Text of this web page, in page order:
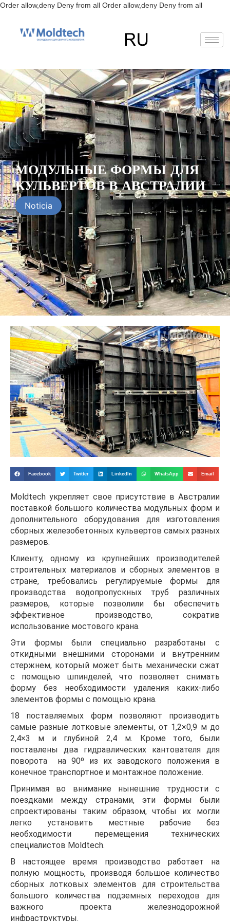
Order allow,deny Deny from all Order allow,deny Deny from allПерейти
RU
ES
МОДУЛЬНЫЕ ФОРМЫ ДЛЯ
КУЛЬВЕРТОВ В АВСТРАЛИИ
Noticia
Facebook Twitter LinkedIn WhatsApp Email
Moldtech укрепляет свое присутствие в Австралии
поставкой большого количества модульных форм и
дополнительного оборудования для изготовления
сборных железобетонных кульвертов самых разных
размеров.
Клиенту, одному из крупнейших производителей
строительных материалов и сборных элементов в
стране, требовались регулируемые формы для
производства водопропускных труб различных
размеров, которые позволили бы обеспечить
эффективное производство, сократив
использование мостового крана.
Эти формы были специально разработаны с
откидными внешними сторонами и внутренним
стержнем, который может быть механически сжат
с помощью шпинделей, что позволяет снимать
форму без необходимости удаления каких-либо
элементов формы с помощью крана.
18 поставляемых форм позволяют производить
самые разные лотковые элементы, от 1,2×0,9 м до
2,4×3 м и глубиной 2,4 м. Кроме того, были
поставлены два гидравлических кантователя для
поворота на 90º из их заводского положения в
конечное транспортное и монтажное положение.
Принимая во внимание нынешние трудности с
поездками между странами, эти формы были
спроектированы таким образом, чтобы их могли
легко установить местные рабочие без
необходимости перемещения технических
специалистов Moldtech.
В настоящее время производство работает на
полную мощность, производя большое количество
сборных лотковых элементов для строительства
большого количества подземных переходов для
важного проекта железнодорожной
инфраструктуры.